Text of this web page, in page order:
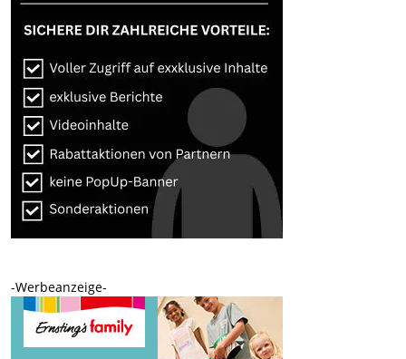
-Werbeanzeige-